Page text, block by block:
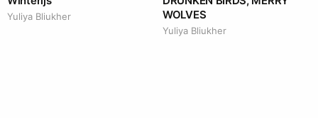
Yuliya Bliukher
WOLVES
Yuliya Bliukher